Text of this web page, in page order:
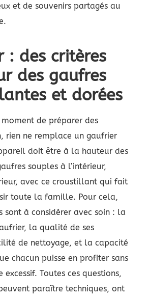
et de souvenirs partagés au
: des critères
des gaufres
et dorées
de préparer des
rien ne remplace un gaufrier
doit être à la hauteur des
souples à l’intérieur,
avec ce croustillant qui fait
toute la famille. Pour cela,
sont à considérer avec soin : la
la qualité de ses
de nettoyage, et la capacité
chacun puisse en profiter sans
excessif. Toutes ces questions,
paraître techniques, ont